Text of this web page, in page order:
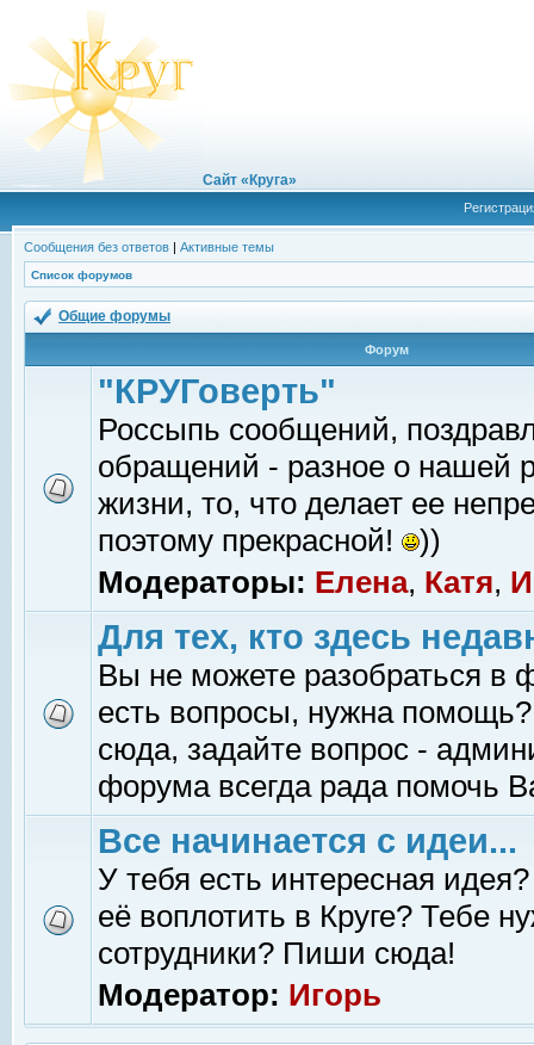
Сайт «Круга»
Сообщения без ответов | Активные темы
Список форумов
Общие форумы
Форум
"КРУГоверть"
Россыпь сообщений,
обращений - разное о нашей
жизни, то, что делает ее
поэтому прекрасной!
))
Модераторы: Елена, Катя,
Для тех, кто здесь
Вы не можете разобраться в
есть вопросы, нужна помощь?
сюда, задайте вопрос -
форума всегда рада помочь
Все начинается с идеи...
У тебя есть интересная
её воплотить в Круге? Тебе
сотрудники? Пиши сюда!
Модератор: Игорь